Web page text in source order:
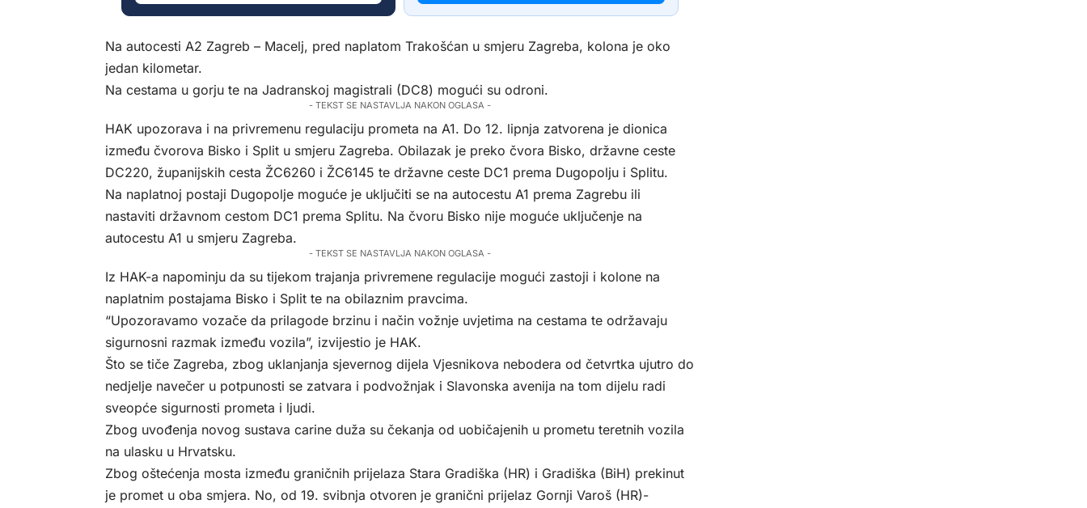
Na autocesti A2 Zagreb – Macelj, pred naplatom Trakošćan u smjeru Zagreba, kolona je oko
jedan kilometar.
Na cestama u gorju te na Jadranskoj magistrali (DC8) mogući su odroni.
- TEKST SE NASTAVLJA NAKON OGLASA -
HAK upozorava i na privremenu regulaciju prometa na A1. Do 12. lipnja zatvorena je dionica
između čvorova Bisko i Split u smjeru Zagreba. Obilazak je preko čvora Bisko, državne ceste
DC220, županijskih cesta ŽC6260 i ŽC6145 te državne ceste DC1 prema Dugopolju i Splitu.
Na naplatnoj postaji Dugopolje moguće je uključiti se na autocestu A1 prema Zagrebu ili
nastaviti državnom cestom DC1 prema Splitu. Na čvoru Bisko nije moguće uključenje na
autocestu A1 u smjeru Zagreba.
- TEKST SE NASTAVLJA NAKON OGLASA -
Iz HAK-a napominju da su tijekom trajanja privremene regulacije mogući zastoji i kolone na
naplatnim postajama Bisko i Split te na obilaznim pravcima.
“Upozoravamo vozače da prilagode brzinu i način vožnje uvjetima na cestama te održavaju
sigurnosni razmak između vozila”, izvijestio je HAK.
Što se tiče Zagreba, zbog uklanjanja sjevernog dijela Vjesnikova nebodera od četvrtka ujutro do
nedjelje navečer u potpunosti se zatvara i podvožnjak i Slavonska avenija na tom dijelu radi
sveopće sigurnosti prometa i ljudi.
Zbog uvođenja novog sustava carine duža su čekanja od uobičajenih u prometu teretnih vozila
na ulasku u Hrvatsku.
Zbog oštećenja mosta između graničnih prijelaza Stara Gradiška (HR) i Gradiška (BiH) prekinut
je promet u oba smjera. No, od 19. svibnja otvoren je granični prijelaz Gornji Varoš (HR)-